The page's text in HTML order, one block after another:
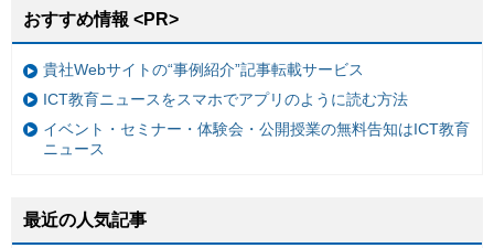
おすすめ情報 <PR>
貴社Webサイトの“事例紹介”記事転載サービス
ICT教育ニュースをスマホでアプリのように読む方法
イベント・セミナー・体験会・公開授業の無料告知はICT教育
ニュース
最近の人気記事